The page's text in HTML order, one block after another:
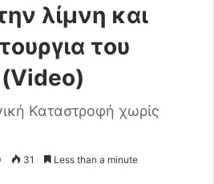
λίμνη και
του
(Video)
Καταστροφή χωρίς
31 Less than a minute